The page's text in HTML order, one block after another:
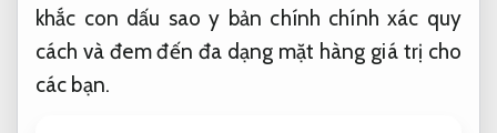
khắc con dấu sao y bản chính chính xác quy
cách và đem đến đa dạng mặt hàng giá trị cho
các bạn.